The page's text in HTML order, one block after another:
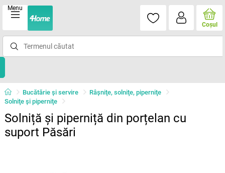
Menu
Coşul
Bucătărie și servire
Râşniţe, solniţe, piperniţe
Solniţe şi piperniţe
Solniță și piperniță din porțelan cu
suport Păsări